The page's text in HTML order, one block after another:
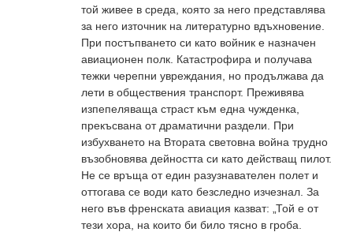
той живее в среда, която за него представлява
за него източник на литературно вдъхновение.
При постъпването си като войник е назначен
авиационен полк. Катастрофира и получава
тежки черепни увреждания, но продължава да
лети в обществения транспорт. Преживява
изпепеляваща страст към една чужденка,
прекъсвана от драматични раздели. При
избухването на Втората световна война трудно
възобновява дейността си като действащ пилот.
Не се връща от един разузнавателен полет и
оттогава се води като безследно изчезнал. За
него във френската авиация казват: „Той е от
тези хора, на които би било тясно в гроба.